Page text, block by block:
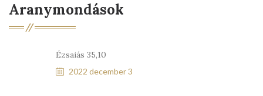
Aranymondások
Ézsaiás 35,10
2022 december 3